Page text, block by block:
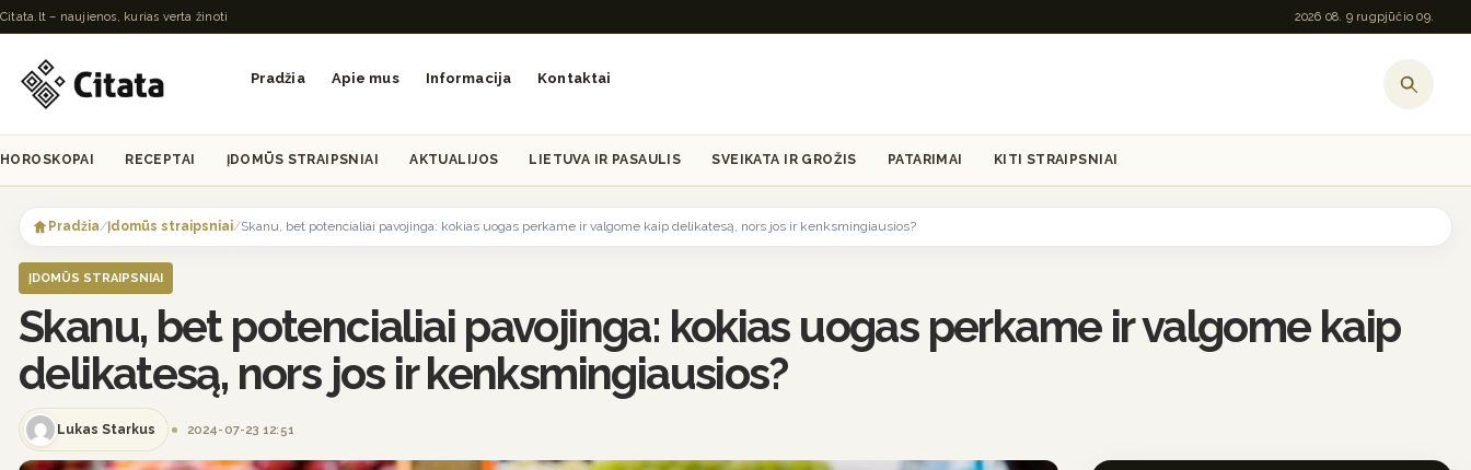
Citata.lt – naujienos, kurias verta žinoti 2026 08. 9 rugpjūčio 09.
Pradžia Apie mus Informacija Kontaktai
HOROSKOPAI RECEPTAI ĮDOMŪS STRAIPSNIAI AKTUALIJOS LIETUVA IR PASAULIS SVEIKATA IR GROŽIS PATARIMAI KITI STRAIPSNIAI
Pradžia/Įdomūs straipsniai/Skanu, bet potencialiai pavojinga: kokias uogas perkame ir valgome kaip delikatesą, nors jos ir kenksmingiausios?
ĮDOMŪS STRAIPSNIAI
Skanu, bet potencialiai pavojinga: kokias uogas perkame ir valgome kaip
delikatesą, nors jos ir kenksmingiausios?
Lukas Starkus 2024-07-23 12:51